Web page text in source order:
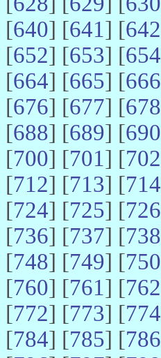
[640] [641] [642
[652] [653] [654
[664] [665] [666
[676] [677] [678
[688] [689] [690
[700] [701] [702
[712] [713] [714
[724] [725] [726
[736] [737] [738
[748] [749] [750
[760] [761] [762
[772] [773] [774
[784] [785] [786